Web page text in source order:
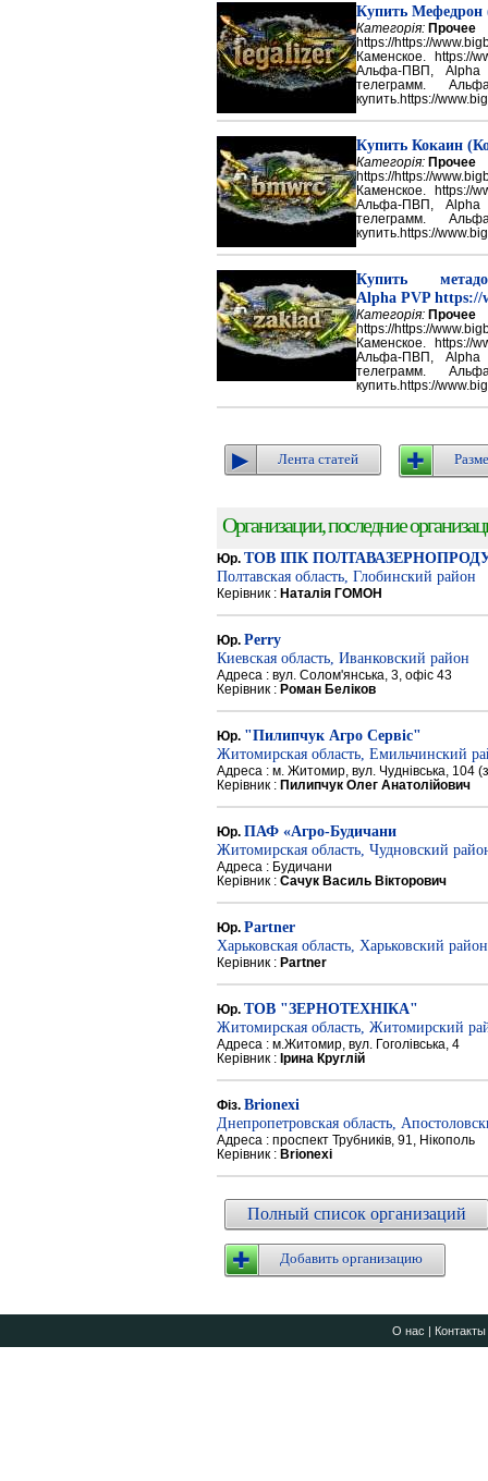
Купить
Категорія: Прочее
https://https://
Каменское. https://
Альфа-ПВП, Alpha
телеграмм.
купить.https://
Купить Кокаин
Категорія: Прочее
https://https://
Каменское. https://
Альфа-ПВП, Alpha
телеграмм.
купить.https://
Купить
Alpha PVP https://
Категорія: Прочее
https://https://
Каменское. https://
Альфа-ПВП, Alpha
телеграмм.
купить.https://
Лента статей
Организации, последние
Юр. ТОВ ІПК
Полтавская область, Глобинский район
Керівник : Наталія ГОМОН
Юр. Perry
Киевская область, Иванковский район
Адреса : вул. Солом'янська, 3, офіс 43
Керівник : Роман Беліков
Юр. "Пилипчук Агро Сервіс"
Житомирская область, Емильчинский
Адреса : м. Житомир, вул. Чуднівська, 104
Керівник : Пилипчук Олег Анатолійович
Юр. ПАФ «Агро-Будичани
Житомирская область, Чудновский
Адреса : Будичани
Керівник : Сачук Василь Вікторович
Юр. Partner
Харьковская область, Харьковский район
Керівник : Partner
Юр. ТОВ "ЗЕРНОТЕХНІКА"
Житомирская область, Житомирский
Адреса : м.Житомир, вул. Гоголівська, 4
Керівник : Ірина Круглій
Фіз. Brionexi
Днепропетровская область,
Адреса : проспект Трубників, 91, Нікополь
Керівник : Brionexi
Полный список организаций
Добавить организацию
О нас | Контакты